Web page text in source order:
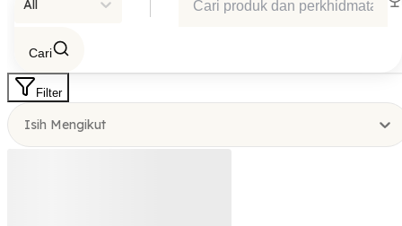
All
Cari
Filter
Isih Mengikut